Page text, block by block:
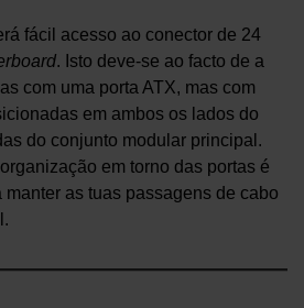
fácil acesso ao conector de 24
. Isto deve-se ao facto de a
com uma porta ATX, mas com
em ambos os lados do
do conjunto modular principal.
em torno das portas é
as tuas passagens de cabo